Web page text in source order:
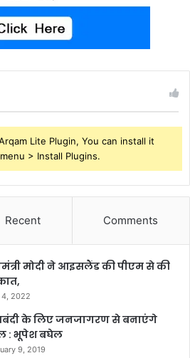
Lite Plugin, You can install it
> Install Plugins.
Recent Comments
मोदी ने आइसलैंड की पीएम से की
4, 2022
के लिए जनजागरण से बनाएंगे
: भूपेश बघेल
9, 2019